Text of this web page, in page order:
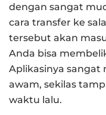
dengan sangat
cara transfer ke
tersebut akan
Anda bisa
Aplikasinya
awam, sekilas
waktu lalu.